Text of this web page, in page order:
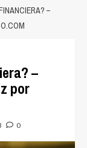
–
–
por
0